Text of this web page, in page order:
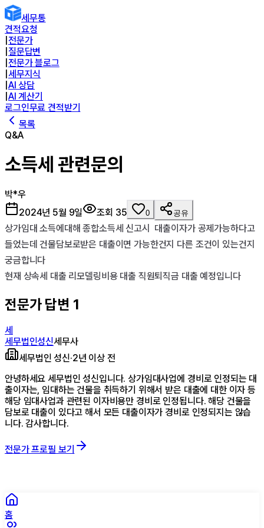
세무통
견적요청
전문가
질문답변
전문가 블로그
세무지식
AI 상담
AI 계산기
로그인무료 견적받기
목록
Q&A
소득세 관련문의
박*우
2024년 5월 9일
조회 35 0 공유
상가임대 소득에대해 종합소득세 신고시  대출이자가 공제가능하다고
들었는데 건물담보로받은 대출이면 가능한건지 다른 조건이 있는건지
궁금합니다
현재 상속세 대출 리모델링비용 대출 직원퇴직금 대출 예정입니다
전문가 답변 1
세
세무법인성신세무사
세무법인 성신·2년 이상 전
안녕하세요 세무법인 성신입니다. 상가임대사업에 경비로 인정되는 대
출이자는, 임대하는 건물을 취득하기 위해서 받은 대출에 대한 이자 등
해당 임대사업과 관련된 이자비용만 경비로 인정됩니다. 해당 건물을
담보로 대출이 있다고 해서 모든 대출이자가 경비로 인정되지는 않습
니다. 감사합니다.
전문가 프로필 보기
홈